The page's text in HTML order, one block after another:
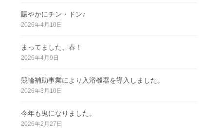
賑やかにチン・ドン♪
2026年4月10日
まってました、春！
2026年4月9日
競輪補助事業により入浴機器を導入しました。
2026年3月10日
今年も鬼になりました。
2026年2月27日